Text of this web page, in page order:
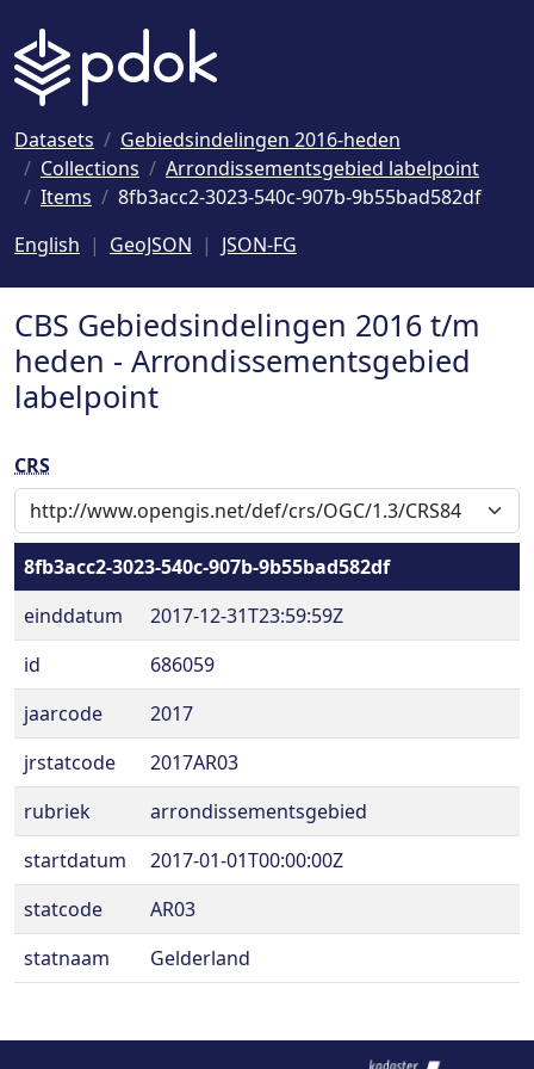
Datasets
Gebiedsindelingen 2016-heden
Collections
Arrondissementsgebied labelpoint
Items
8fb3acc2-3023-540c-907b-9b55bad582df
English
GeoJSON JSON-FG
CBS Gebiedsindelingen 2016 t/m
heden - Arrondissementsgebied
labelpoint
CRS
8fb3acc2-3023-540c-907b-9b55bad582df
einddatum
2017-12-31T23:59:59Z
id
686059
jaarcode
2017
jrstatcode
2017AR03
rubriek
arrondissementsgebied
startdatum
2017-01-01T00:00:00Z
statcode
AR03
statnaam
Gelderland